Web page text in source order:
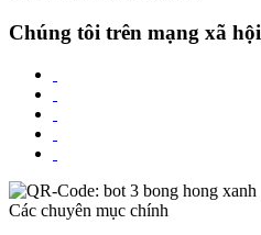
Chúng tôi trên mạng xã hội
Các chuyên mục chính